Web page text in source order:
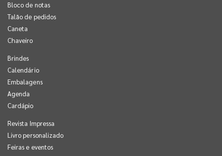
Bloco de notas
Talão de pedidos
Caneta
Chaveiro
Brindes
Calendário
Embalagens
Agenda
Cardápio
Revista Impressa
Livro personalizado
Feiras e eventos